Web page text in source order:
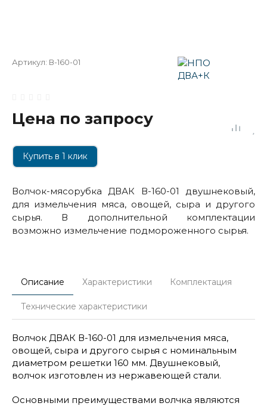
Артикул: В-160-01
Цена по запросу
Купить в 1 клик
Волчок-мясорубка ДВАК В-160-01 двушнековый,
для измельчения мяса, овощей, сыра и другого
сырья. В дополнительной комплектации
возможно измельчение подмороженного сырья.
Описание Характеристики Комплектация
Технические характеристики
Волчок ДВАК В-160-01 для измельчения мяса,
овощей, сыра и другого сырья с номинальным
диаметром решетки 160 мм. Двушнековый,
волчок изготовлен из нержавеющей стали.
Основными преимуществами волчка являются